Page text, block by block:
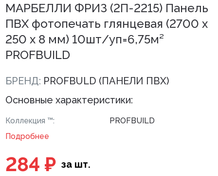
Листовые панели
Подоконники с комплектующими
Напольные покрытия ПВХ
Панели МДФ
МАРБЕЛЛИ ФРИЗ (2П-2215) Панель
ПВХ фотопечать глянцевая (2700 х
250 х 8 мм) 10шт/уп=6,75м²
PROFBUILD
БРЕНД: PROFBULD (ПАНЕЛИ ПВХ)
Основные характеристики:
Коллекция ™:
PROFBUILD
Подробнее
284 ₽ за шт.